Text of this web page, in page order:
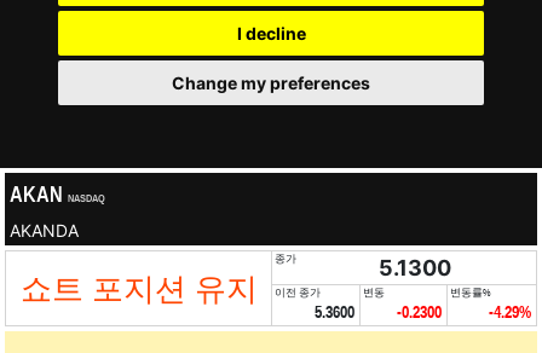
I decline
Change my preferences
AKAN NASDAQ
AKANDA
쇼트 포지션 유지
종가 5.1300
이전 종가
5.3600
변동
-0.2300
변동률%
-4.29%